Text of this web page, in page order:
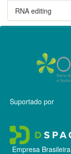
RNA editing
Suportado por
Empresa